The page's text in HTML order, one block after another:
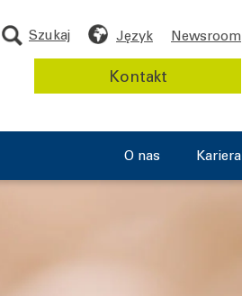
Kariera
O nas
Język Newsroom
Szukaj
Kontakt